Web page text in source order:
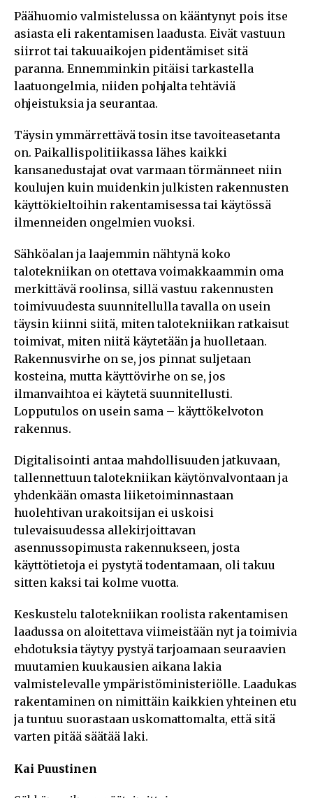
Päähuomio valmistelussa on kääntynyt pois itse
asiasta eli rakentamisen laadusta. Eivät vastuun
siirrot tai takuuaikojen pidentämiset sitä
paranna. Ennemminkin pitäisi tarkastella
laatuongelmia, niiden pohjalta tehtäviä
ohjeistuksia ja seurantaa.
Täysin ymmärrettävä tosin itse tavoiteasetanta
on. Paikallispolitiikassa lähes kaikki
kansanedustajat ovat varmaan törmänneet niin
koulujen kuin muidenkin julkisten rakennusten
käyttökieltoihin rakentamisessa tai käytössä
ilmenneiden ongelmien vuoksi.
Sähköalan ja laajemmin nähtynä koko
talotekniikan on otettava voimakkaammin oma
merkittävä roolinsa, sillä vastuu rakennusten
toimivuudesta suunnitellulla tavalla on usein
täysin kiinni siitä, miten talotekniikan ratkaisut
toimivat, miten niitä käytetään ja huolletaan.
Rakennusvirhe on se, jos pinnat suljetaan
kosteina, mutta käyttövirhe on se, jos
ilmanvaihtoa ei käytetä suunnitellusti.
Lopputulos on usein sama – käyttökelvoton
rakennus.
Digitalisointi antaa mahdollisuuden jatkuvaan,
tallennettuun talotekniikan käytönvalvontaan ja
yhdenkään omasta liiketoiminnastaan
huolehtivan urakoitsijan ei uskoisi
tulevaisuudessa allekirjoittavan
asennussopimusta rakennukseen, josta
käyttötietoja ei pystytä todentamaan, oli takuu
sitten kaksi tai kolme vuotta.
Keskustelu talotekniikan roolista rakentamisen
laadussa on aloitettava viimeistään nyt ja toimivia
ehdotuksia täytyy pystyä tarjoamaan seuraavien
muutamien kuukausien aikana lakia
valmistelevalle ympäristöministeriölle. Laadukas
rakentaminen on nimittäin kaikkien yhteinen etu
ja tuntuu suorastaan uskomattomalta, että sitä
varten pitää säätää laki.
Kai Puustinen